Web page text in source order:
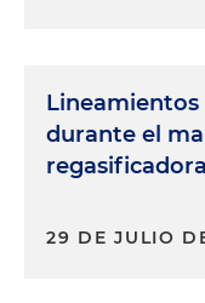
Lineamientos
durante el
29 DE JULIO